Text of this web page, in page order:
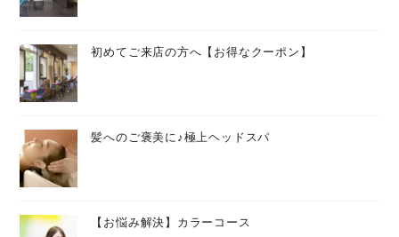
初めてご来店の方へ【お得なクーポン】
髪へのご褒美に♪極上ヘッドスパ
【お悩み解決】カラーコース